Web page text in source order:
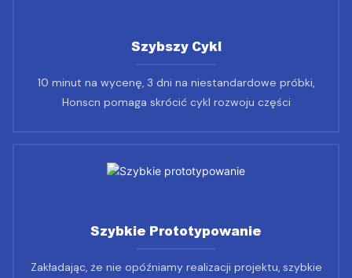
Szybszy Cykl
10 minut na wycenę, 3 dni na niestandardowe próbki,
Honscn pomaga skrócić cykl rozwoju części
Szybkie Prototypowanie
Zakładając, że nie opóźniamy realizacji projektu, szybkie